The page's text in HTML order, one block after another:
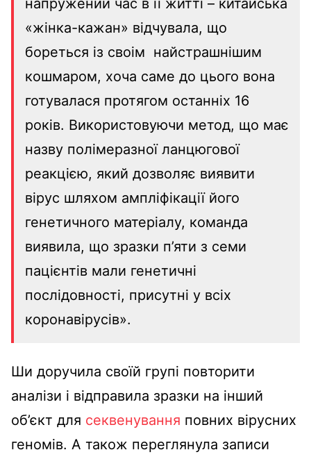
напружений час в її житті – китайська
«жінка-кажан» відчувала, що
бореться із своім найстрашнішим
кошмаром, хоча саме до цього вона
готувалася протягом останніх 16
років. Використовуючи метод, що має
назву полімеразної ланцюгової
реакцією, який дозволяє виявити
вірус шляхом ампліфікації його
генетичного матеріалу, команда
виявила, що зразки п’яти з семи
пацієнтів мали генетичні
послідовності, присутні у всіх
коронавірусів».
Ши доручила своїй групі повторити
аналізи і відправила зразки на інший
об’єкт для секвенування повних вірусних
геномів. А також переглянула записи